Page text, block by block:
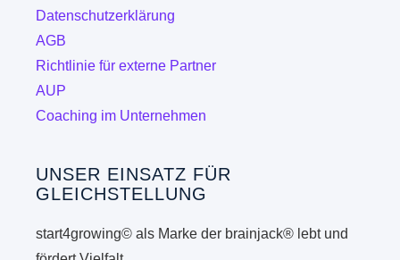
gewählt
Datenschutzerklärung
AGB
Richtlinie für externe Partner
AUP
Coaching im Unternehmen
UNSER EINSATZ FÜR
GLEICHSTELLUNG
start4growing© als Marke der brainjack® lebt und